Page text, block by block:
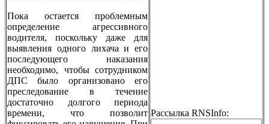
Пока остается проблемным
определение агрессивного
водителя, поскольку даже для
выявления одного лихача и его
последующего наказания
необходимо, чтобы сотрудником
ДПС было организовано его
преследование в течение
достаточно долгого периода
времени, что позволит Рассылка RNSInfo: